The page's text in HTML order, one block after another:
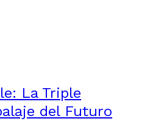
La Triple
del Futuro